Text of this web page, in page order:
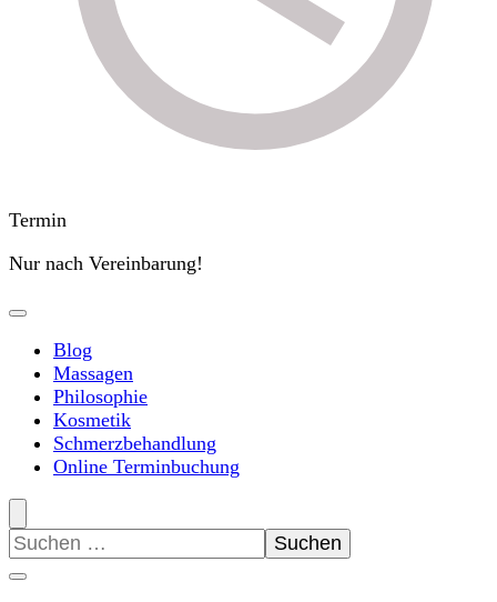
Termin
Nur nach Vereinbarung!
Blog
Massagen
Philosophie
Kosmetik
Schmerzbehandlung
Online Terminbuchung
Suchen
nach: